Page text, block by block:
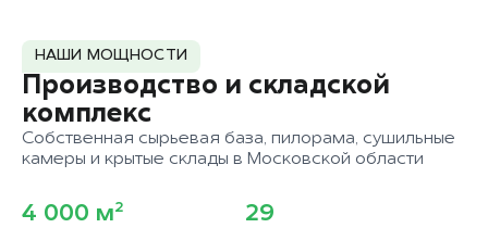
НАШИ МОЩНОСТИ
Производство и складской
комплекс
Собственная сырьевая база, пилорама, сушильные
камеры и крытые склады в Московской области
4 000 м² 29